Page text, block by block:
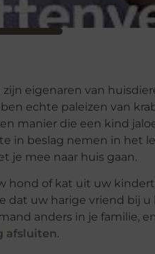
eigenaren van
echte paleizen van
manier die een kind
in beslag nemen in het
je mee naar huis gaan.
hond of kat uit uw
dat uw harige vriend bij
anders in je familie,
afsluiten.